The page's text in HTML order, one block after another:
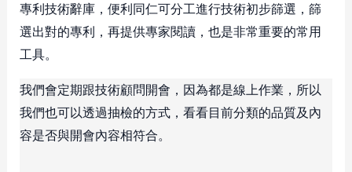
專利技術辭庫，便利同仁可分工進行技術初步篩選，篩
選出對的專利，再提供專家閱讀，也是非常重要的常用
工具。
我們會定期跟技術顧問開會，因為都是線上作業，所以
我們也可以透過抽檢的方式，看看目前分類的品質及內
容是否與開會內容相符合。